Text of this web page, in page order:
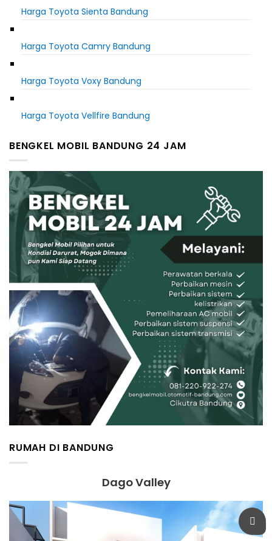
Harga Toyota Sienta Bandung
Harga Toyota Camry Bandung
Harga Toyota Voxy Bandung
Harga Toyota Vellfire Bandung
BENGKEL MOBIL BANDUNG 24 JAM
RUMAH DI BANDUNG
Dago Valley